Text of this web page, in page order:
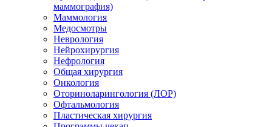
маммография)
Маммология
Медосмотры
Неврология
Нейрохирургия
Нефрология
Общая хирургия
Онкология
Оториноларингология (ЛОР)
Офтальмология
Пластическая хирургия